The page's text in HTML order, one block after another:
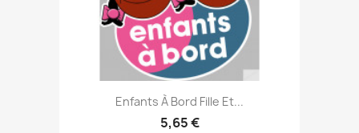
Enfants À Bord Fille Et...
5,65 €